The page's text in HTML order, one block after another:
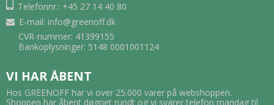
Telefonnr.: +45 27 14 40 80
E-mail: info@greenoff.dk
CVR-nummer: 41399155
Bankoplysninger: 5148 0001001124
VI HAR ÅBENT
Hos GREENOFF har vi over 25.000 varer på webshoppen.
Shoppen har åbent døgnet rundt og vi svarer telefon mandag til